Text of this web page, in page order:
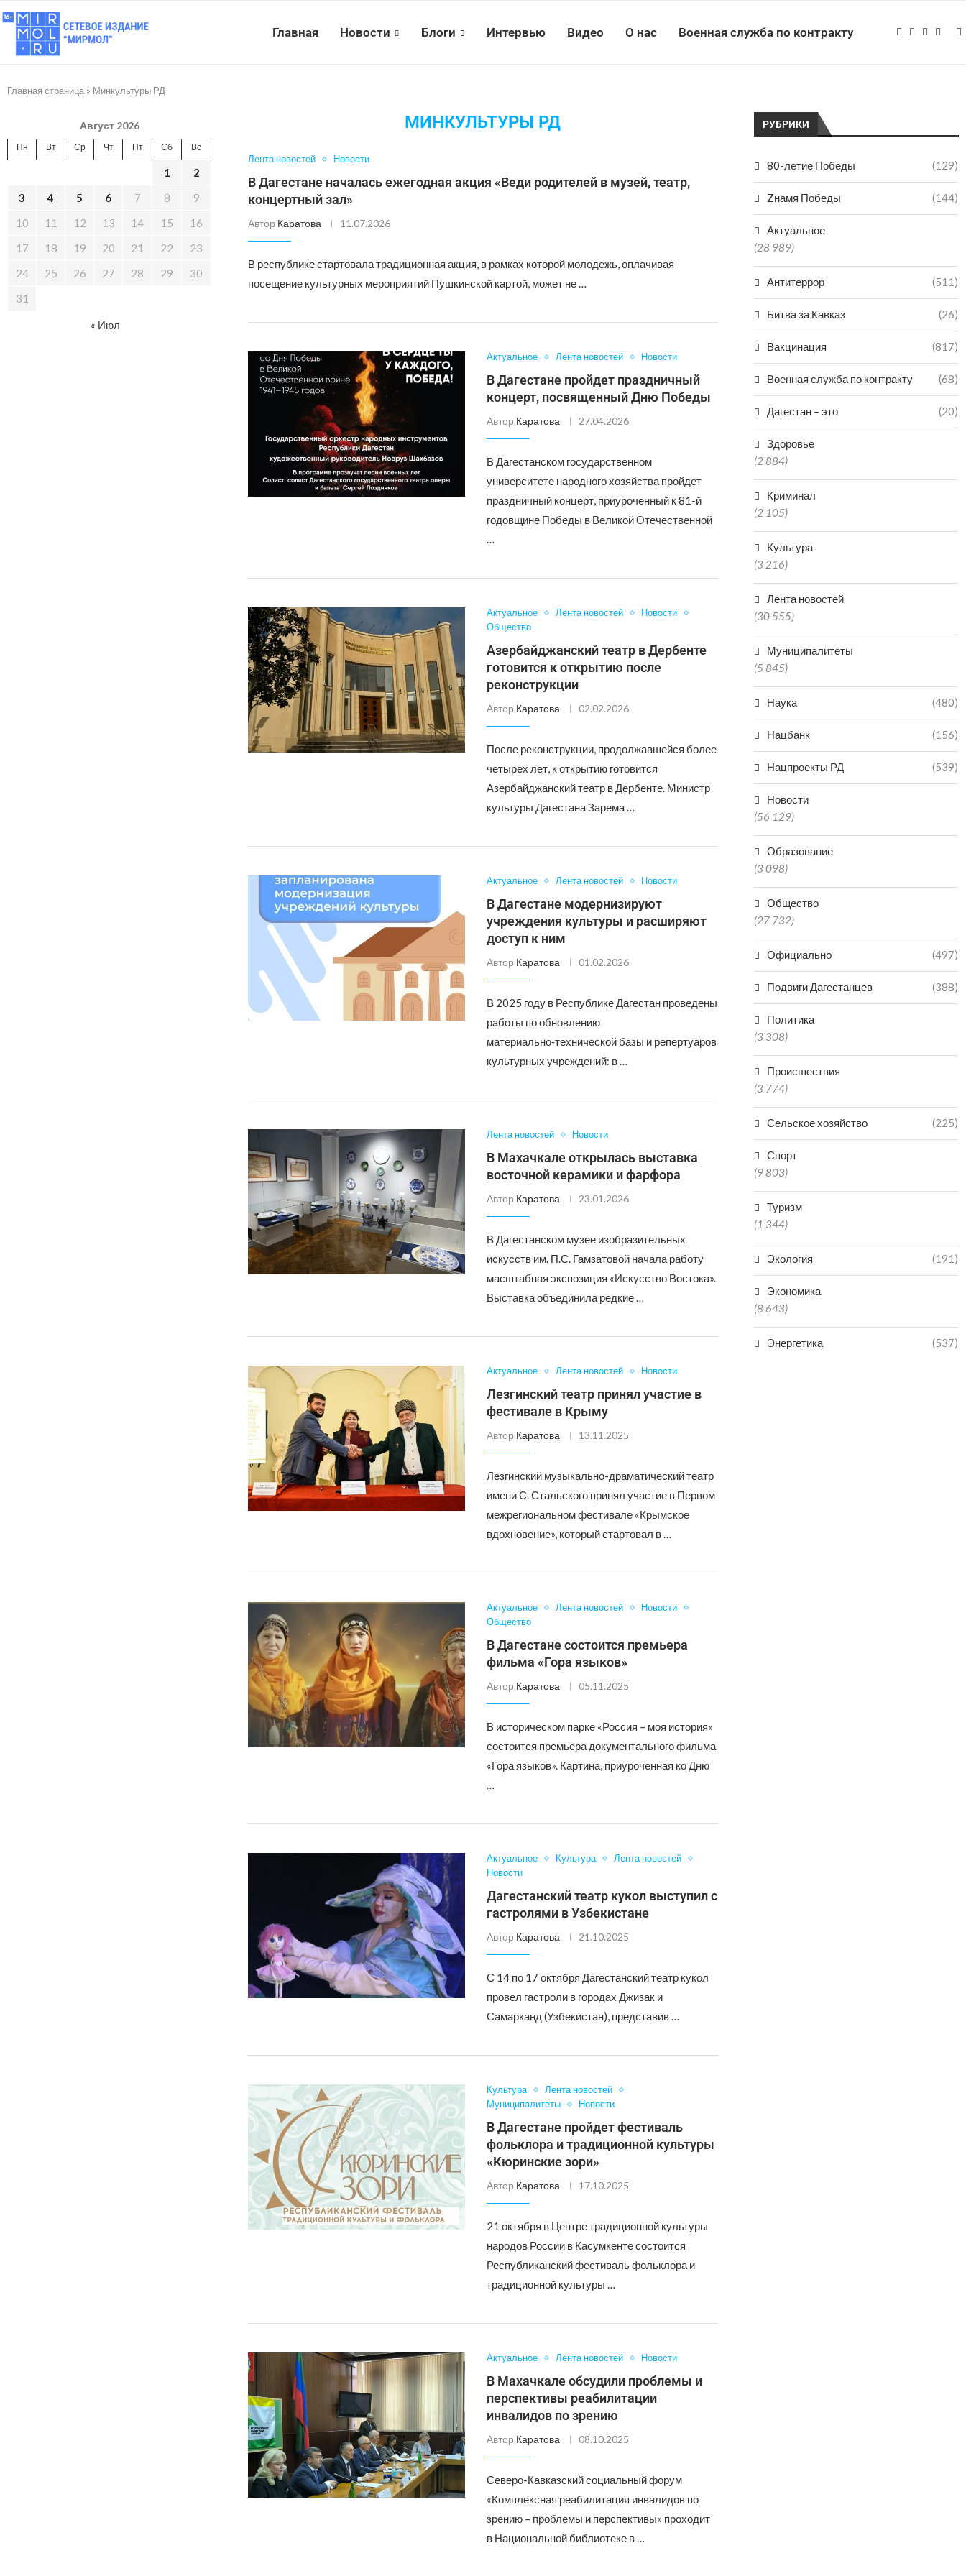
Главная Новости Блоги Интервью Видео О нас Военная служба по контракту
Главная страница » Минкультуры РД
МИНКУЛЬТУРЫ РД
Лента новостей Новости
В Дагестане началась ежегодная акция «Веди родителей в музей, театр,
концертный зал»
Автор Каратова 11.07.2026
В республике стартовала традиционная акция, в рамках которой молодежь, оплачивая
посещение культурных мероприятий Пушкинской картой, может не …
Актуальное Лента новостей Новости
В Дагестане пройдет праздничный
концерт, посвященный Дню Победы
Автор Каратова 27.04.2026
В Дагестанском государственном
университете народного хозяйства пройдет
праздничный концерт, приуроченный к 81-й
годовщине Победы в Великой Отечественной
…
Актуальное Лента новостей
Новости
Общество
Азербайджанский театр в Дербенте
готовится к открытию после
реконструкции
Автор Каратова 02.02.2026
После реконструкции, продолжавшейся более
четырех лет, к открытию готовится
Азербайджанский театр в Дербенте. Министр
культуры Дагестана Зарема …
Актуальное Лента новостей Новости
В Дагестане модернизируют
учреждения культуры и расширяют
доступ к ним
Автор Каратова 01.02.2026
В 2025 году в Республике Дагестан проведены
работы по обновлению
материально‑технической базы и репертуаров
культурных учреждений: в …
Лента новостей Новости
В Махачкале открылась выставка
восточной керамики и фарфора
Автор Каратова 23.01.2026
В Дагестанском музее изобразительных
искусств им. П.С. Гамзатовой начала работу
масштабная экспозиция «Искусство Востока».
Выставка объединила редкие …
Актуальное Лента новостей Новости
Лезгинский театр принял участие в
фестивале в Крыму
Автор Каратова 13.11.2025
Лезгинский музыкально-драматический театр
имени С. Стальского принял участие в Первом
межрегиональном фестивале «Крымское
вдохновение», который стартовал в …
Актуальное Лента новостей
Новости
Общество
В Дагестане состоится премьера
фильма «Гора языков»
Автор Каратова 05.11.2025
В историческом парке «Россия – моя история»
состоится премьера документального фильма
«Гора языков». Картина, приуроченная ко Дню
…
Актуальное Культура
Лента новостей
Новости
Дагестанский театр кукол выступил с
гастролями в Узбекистане
Автор Каратова 21.10.2025
С 14 по 17 октября Дагестанский театр кукол
провел гастроли в городах Джизак и
Самарканд (Узбекистан), представив …
Культура
Лента новостей
Муниципалитеты
Новости
В Дагестане пройдет фестиваль
фольклора и традиционной культуры
«Кюринские зори»
Автор Каратова 17.10.2025
21 октября в Центре традиционной культуры
народов России в Касумкенте состоится
Республиканский фестиваль фольклора и
традиционной культуры …
Актуальное Лента новостей Новости
В Махачкале обсудили проблемы и
перспективы реабилитации
инвалидов по зрению
Автор Каратова 08.10.2025
Северо-Кавказский социальный форум
«Комплексная реабилитация инвалидов по
зрению – проблемы и перспективы» проходит
в Национальной библиотеке в …
РУБРИКИ
80-летие Победы (129)
Zнамя Победы (144)
Актуальное
(28 989)
Антитеррор (511)
Битва за Кавказ (26)
Вакцинация (817)
Военная служба по контракту (68)
Дагестан – это (20)
Здоровье
(2 884)
Криминал
(2 105)
Культура
(3 216)
Лента новостей
(30 555)
Муниципалитеты
(5 845)
Наука (480)
Нацбанк (156)
Нацпроекты РД (539)
Новости
(56 129)
Образование
(3 098)
Общество
(27 732)
Официально (497)
Подвиги Дагестанцев (388)
Политика
(3 308)
Происшествия
(3 774)
Сельское хозяйство (225)
Спорт
(9 803)
Туризм
(1 344)
Экология (191)
Экономика
(8 643)
Энергетика (537)
Август 2026
Пн Вт Ср Чт Пт Сб Вс
1
2
3
4 5 6 7 8
9
10
11 12 13 14 15
16
17
18 19 20 21 22
23
24
25 26 27 28 29
30
31
« Июл